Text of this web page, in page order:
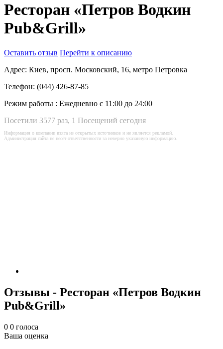
Ресторан «Петров Водкин
Pub&Grill»
Оставить отзыв Перейти к описанию
Адрес: Киев, просп. Московский, 16, метро Петровка
Телефон: (044) 426-87-85
Режим работы : Ежедневно с 11:00 до 24:00
Посетили 3577 раз, 1 Посещений сегодня
Информация о компании взята из открытых источников и не является рекламой.
Администрация сайта не несёт ответственности за неверно указанную информацию.
Отзывы - Ресторан «Петров Водкин
Pub&Grill»
0 0 голоса
Ваша оценка